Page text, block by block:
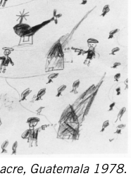
Guatemala 1978.